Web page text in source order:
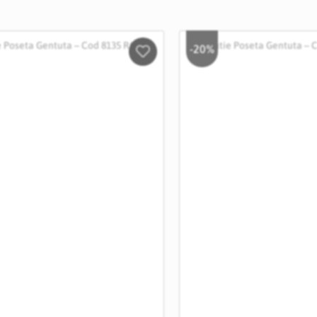
Salveaza
-20%